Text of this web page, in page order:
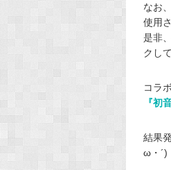
なお
使用
是非
クし
コラ
『初
結果
ω・´)